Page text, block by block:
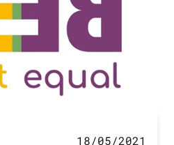
18/05/2021